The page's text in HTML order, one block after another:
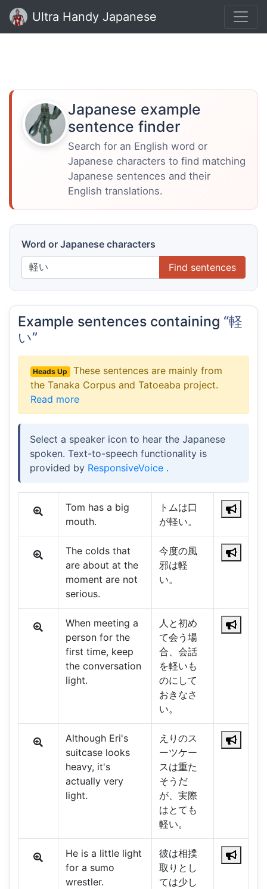
Ultra Handy Japanese
Japanese example
sentence finder
Search for an English word or
Japanese characters to find matching
Japanese sentences and their
English translations.
Word or Japanese characters
Find sentences
Example sentences containing “軽
い”
Heads Up
These sentences are mainly from
the Tanaka Corpus and Tatoeaba project.
Read more
Select a speaker icon to hear the Japanese
spoken. Text-to-speech functionality is
provided by ResponsiveVoice .
Tom has a big
mouth.
トムは口
が軽い。
The colds that
are about at the
moment are not
serious.
今度の風
邪は軽
い。
When meeting a
person for the
first time, keep
the conversation
light.
人と初め
て会う場
合、会話
を軽いも
のにして
おきなさ
い。
Although Eri's
suitcase looks
heavy, it's
actually very
light.
えりのス
ーツケー
スは重た
そうだ
が、実際
はとても
軽い。
He is a little light
for a sumo
wrestler.
彼は相撲
取りとし
ては少し